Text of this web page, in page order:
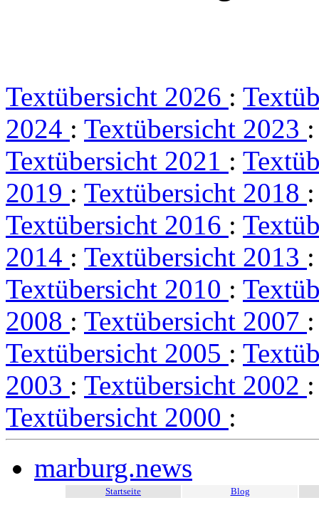
Textübersicht 2026 :
2024 : Textübersicht 2023
Textübersicht 2021 :
2019 : Textübersicht 2018
Textübersicht 2016 :
2014 : Textübersicht 2013
Textübersicht 2010 :
2008 : Textübersicht 2007
Textübersicht 2005 :
2003 : Textübersicht 2002
Textübersicht 2000 :
marburg.news
Startseite Blog